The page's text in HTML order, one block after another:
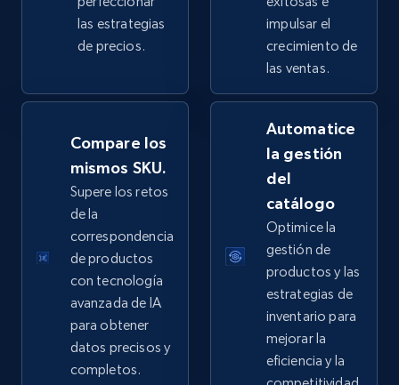
eBay - Collect products from shops on eBay
URL, Product id, Title, Seller name, Seller rating,
Seller reviews, Breadcrumbs, Root category, and
2.5K+ 359+ Comenzar ahora
eBay - Collect records by category
URL, Product id, Title, Seller name, Seller rating,
Seller reviews, Breadcrumbs, Root category, and
more.
2.5K+ Comenzar ahora
las estrategias
de precios.
impulsar el
crecimiento de
las ventas.
Compare los
mismos SKU.
Supere los retos
de la
correspondencia
de productos
con tecnología
avanzada de IA
para obtener
datos precisos y
completos.
Automatice
la gestión
del
catálogo
Optimice la
gestión de
productos y las
estrategias de
inventario para
mejorar la
eficiencia y la